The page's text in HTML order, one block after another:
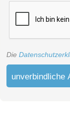
Die
unverbindliche